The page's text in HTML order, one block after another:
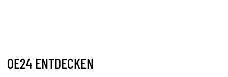
OE24 ENTDECKEN